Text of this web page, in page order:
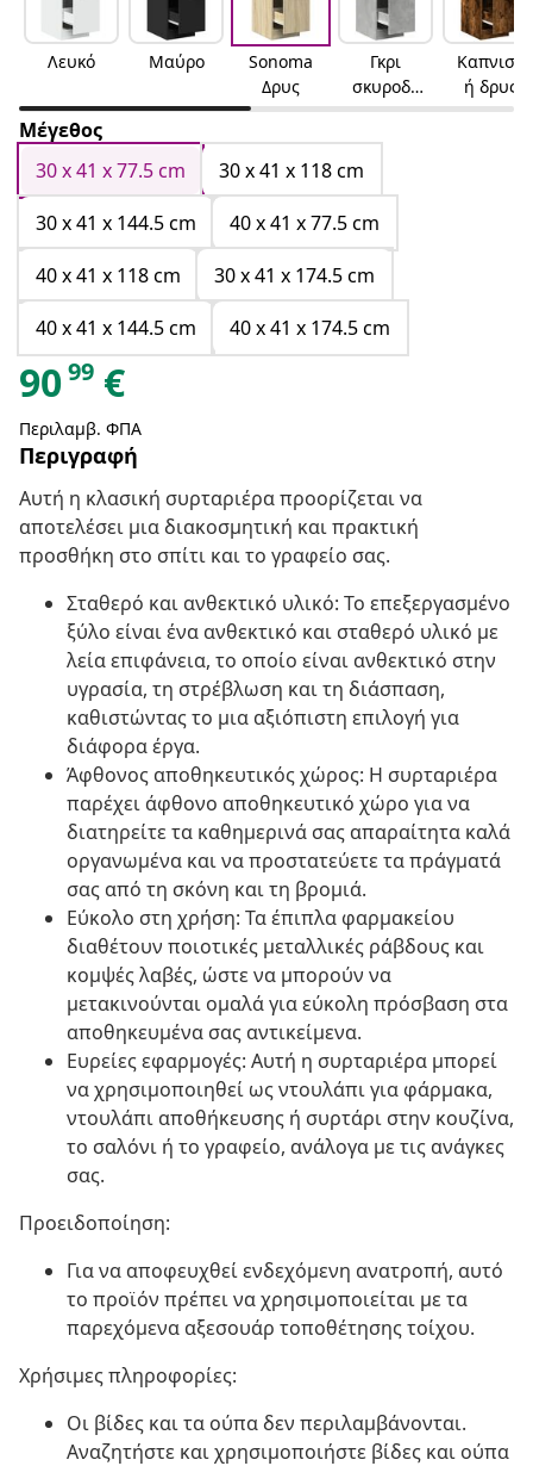
Λευκό Μαύρο
Sonoma
Δρυς
Γκρι
σκυροδέ
ματος
Καπνιστ
ή δρυς
Μέγεθος
30 x 41 x 77.5 cm
30 x 41 x 118 cm
30 x 41 x 144.5 cm
40 x 41 x 77.5 cm
40 x 41 x 118 cm
30 x 41 x 174.5 cm
40 x 41 x 144.5 cm
40 x 41 x 174.5 cm
9099 €
Περιλαμβ. ΦΠΑ
Περιγραφή
Αυτή η κλασική συρταριέρα προορίζεται να
αποτελέσει μια διακοσμητική και πρακτική
προσθήκη στο σπίτι και το γραφείο σας.
Σταθερό και ανθεκτικό υλικό: Το επεξεργασμένο
ξύλο είναι ένα ανθεκτικό και σταθερό υλικό με
λεία επιφάνεια, το οποίο είναι ανθεκτικό στην
υγρασία, τη στρέβλωση και τη διάσπαση,
καθιστώντας το μια αξιόπιστη επιλογή για
διάφορα έργα.
Άφθονος αποθηκευτικός χώρος: Η συρταριέρα
παρέχει άφθονο αποθηκευτικό χώρο για να
διατηρείτε τα καθημερινά σας απαραίτητα καλά
οργανωμένα και να προστατεύετε τα πράγματά
σας από τη σκόνη και τη βρομιά.
Εύκολο στη χρήση: Τα έπιπλα φαρμακείου
διαθέτουν ποιοτικές μεταλλικές ράβδους και
κομψές λαβές, ώστε να μπορούν να
μετακινούνται ομαλά για εύκολη πρόσβαση στα
αποθηκευμένα σας αντικείμενα.
Ευρείες εφαρμογές: Αυτή η συρταριέρα μπορεί
να χρησιμοποιηθεί ως ντουλάπι για φάρμακα,
ντουλάπι αποθήκευσης ή συρτάρι στην κουζίνα,
το σαλόνι ή το γραφείο, ανάλογα με τις ανάγκες
σας.
Προειδοποίηση:
Για να αποφευχθεί ενδεχόμενη ανατροπή, αυτό
το προϊόν πρέπει να χρησιμοποιείται με τα
παρεχόμενα αξεσουάρ τοποθέτησης τοίχου.
Χρήσιμες πληροφορίες:
Οι βίδες και τα ούπα δεν περιλαμβάνονται.
Αναζητήστε και χρησιμοποιήστε βίδες και ούπα